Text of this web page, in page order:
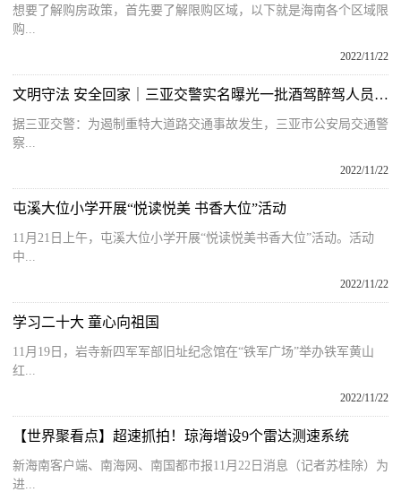
想要了解购房政策，首先要了解限购区域，以下就是海南各个区域限
购...
2022/11/22
文明守法 安全回家｜三亚交警实名曝光一批酒驾醉驾人员名单！
据三亚交警：为遏制重特大道路交通事故发生，三亚市公安局交通警
察...
2022/11/22
屯溪大位小学开展“悦读悦美 书香大位”活动
11月21日上午，屯溪大位小学开展“悦读悦美书香大位”活动。活动
中...
2022/11/22
学习二十大 童心向祖国
11月19日，岩寺新四军军部旧址纪念馆在“铁军广场”举办铁军黄山
红...
2022/11/22
【世界聚看点】超速抓拍！琼海增设9个雷达测速系统
新海南客户端、南海网、南国都市报11月22日消息（记者苏桂除）为
进...